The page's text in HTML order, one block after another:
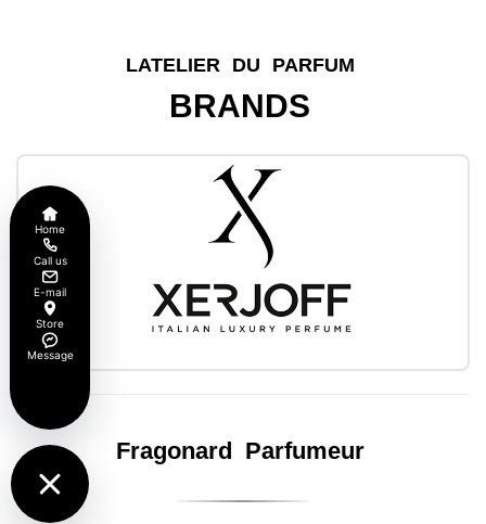
LATELIER DU PARFUM
BRANDS
Fragonard Parfumeur
Home
Call us
E-mail
Store
Message